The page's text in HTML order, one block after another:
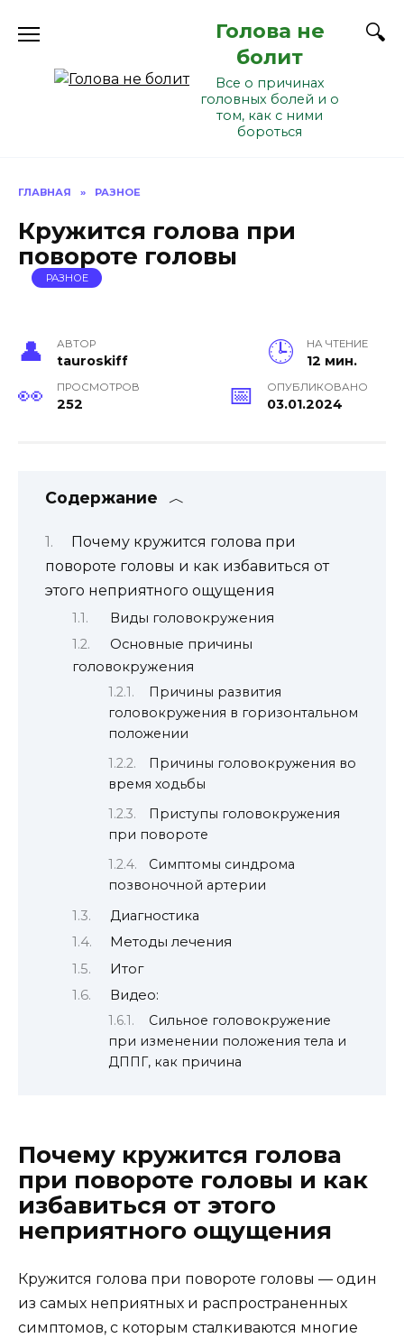
Голова не
болит
Все о причинах
головных болей и о
том, как с ними
бороться
ГЛАВНАЯ » РАЗНОЕ
Кружится голова при
повороте головы
РАЗНОЕ
АВТОР
tauroskiff
НА ЧТЕНИЕ
12 мин.
ПРОСМОТРОВ
252
ОПУБЛИКОВАНО
03.01.2024
Содержание
Почему кружится голова при
повороте головы и как избавиться от
этого неприятного ощущения
Виды головокружения
Основные причины
головокружения
Причины развития
головокружения в горизонтальном
положении
Причины головокружения во
время ходьбы
Приступы головокружения
при повороте
Симптомы синдрома
позвоночной артерии
Диагностика
Методы лечения
Итог
Видео:
Сильное головокружение
при изменении положения тела и
ДППГ, как причина
Почему кружится голова
при повороте головы и как
избавиться от этого
неприятного ощущения
Кружится голова при повороте головы — один
из самых неприятных и распространенных
симптомов, с которым сталкиваются многие